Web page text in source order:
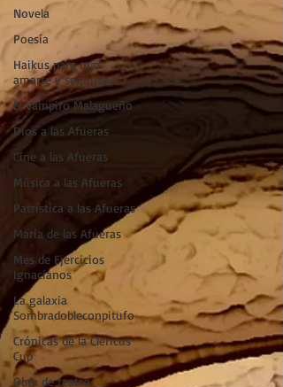
Novela
Poesía
Haikus para más
amarte y seguirte
El Vampiro Malagueño
Dios a las Afueras
Cine a las Afueras
Música a las Afueras
Patrística a las Afueras
María de las Afueras
Mes de Ejercicios
Ignacianos
La galaxia
Sombradobleconpitufo
Crónicas de la Clericus
Cup
Obra de teatro